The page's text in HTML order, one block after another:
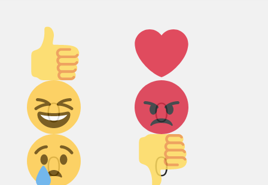
Палец
вверх!
0
Лайк!
0
Дикий
смех!
0
Агрессия!
0
Грусть :(
Палец
вниз!